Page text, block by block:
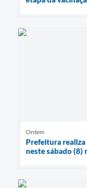
Ontem
Prefeitura realiza
neste sábado (8)